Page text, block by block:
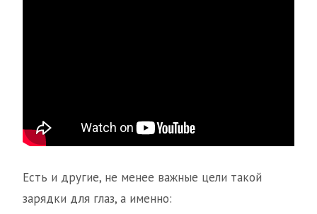
Есть и другие, не менее важные цели такой
зарядки для глаз, а именно: